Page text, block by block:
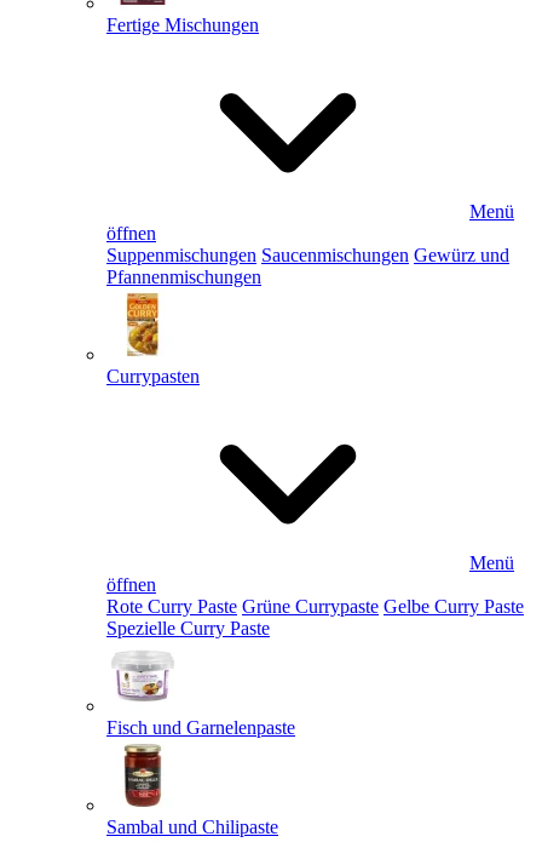
Fertige Mischungen
Menü
öffnen
Suppenmischungen Saucenmischungen Gewürz und
Pfannenmischungen
Currypasten
Menü
öffnen
Rote Curry Paste Grüne Currypaste Gelbe Curry Paste
Spezielle Curry Paste
Fisch und Garnelenpaste
Sambal und Chilipaste